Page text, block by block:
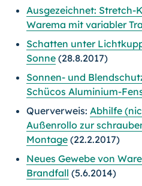
Ausgezeichnet: Stretch-
Warema mit variabler
Schatten unter
Sonne (28.8.2017)
Sonnen- und
Schücos Aluminium-
Querverweis: Abhilfe
Außenrollo zur
Montage (22.2.2017)
Neues Gewebe von
Brandfall (5.6.2014)